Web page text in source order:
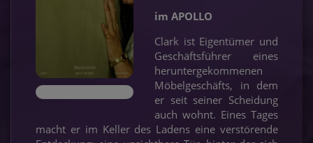
im APOLLO
Clark ist Eigentümer und
Geschäftsführer eines
heruntergekommenen
Möbelgeschäfts, in dem
er seit seiner Scheidung
auch wohnt. Eines Tages
macht er im Keller des Ladens eine verstörende